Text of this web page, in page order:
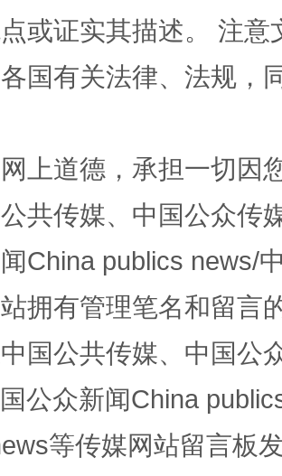
大球赛在茂县开幕 规模
或证实其描述。 注
国有关法律、法规，
上道德，承担一切因
共传媒、中国公众传
China publics news/
拥有管理笔名和留言
国公共传媒、中国公
公众新闻China
等传媒网站留言板